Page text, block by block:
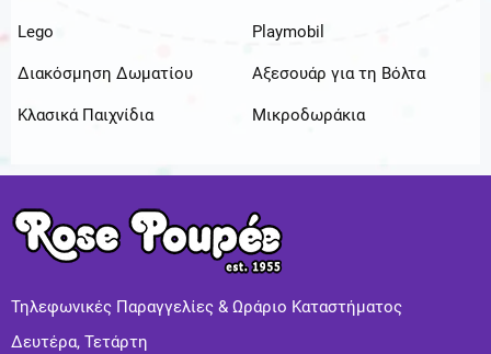
Lego Playmobil
Διακόσμηση Δωματίου Αξεσουάρ για τη Βόλτα
Κλασικά Παιχνίδια Μικροδωράκια
Τηλεφωνικές Παραγγελίες & Ωράριο Καταστήματος
Δευτέρα, Τετάρτη